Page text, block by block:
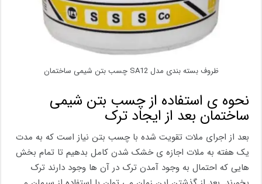
ظروف بسته بندی مدل SA12 چسب بتن شیمی ساختمان
نحوه ی استفاده از چسب بتن شیمی
ساختمان بعد از ایجاد ترک
بعد از اجرای ملات تقویت شده با چسب بتن نیاز است که به مدت
یک هفته به ملات اجازه ی خشک شدن کامل بدهیم تا تمام بخش
هایی که احتمال به وجود آمدن ترک در آن ها وجود دارند ترک